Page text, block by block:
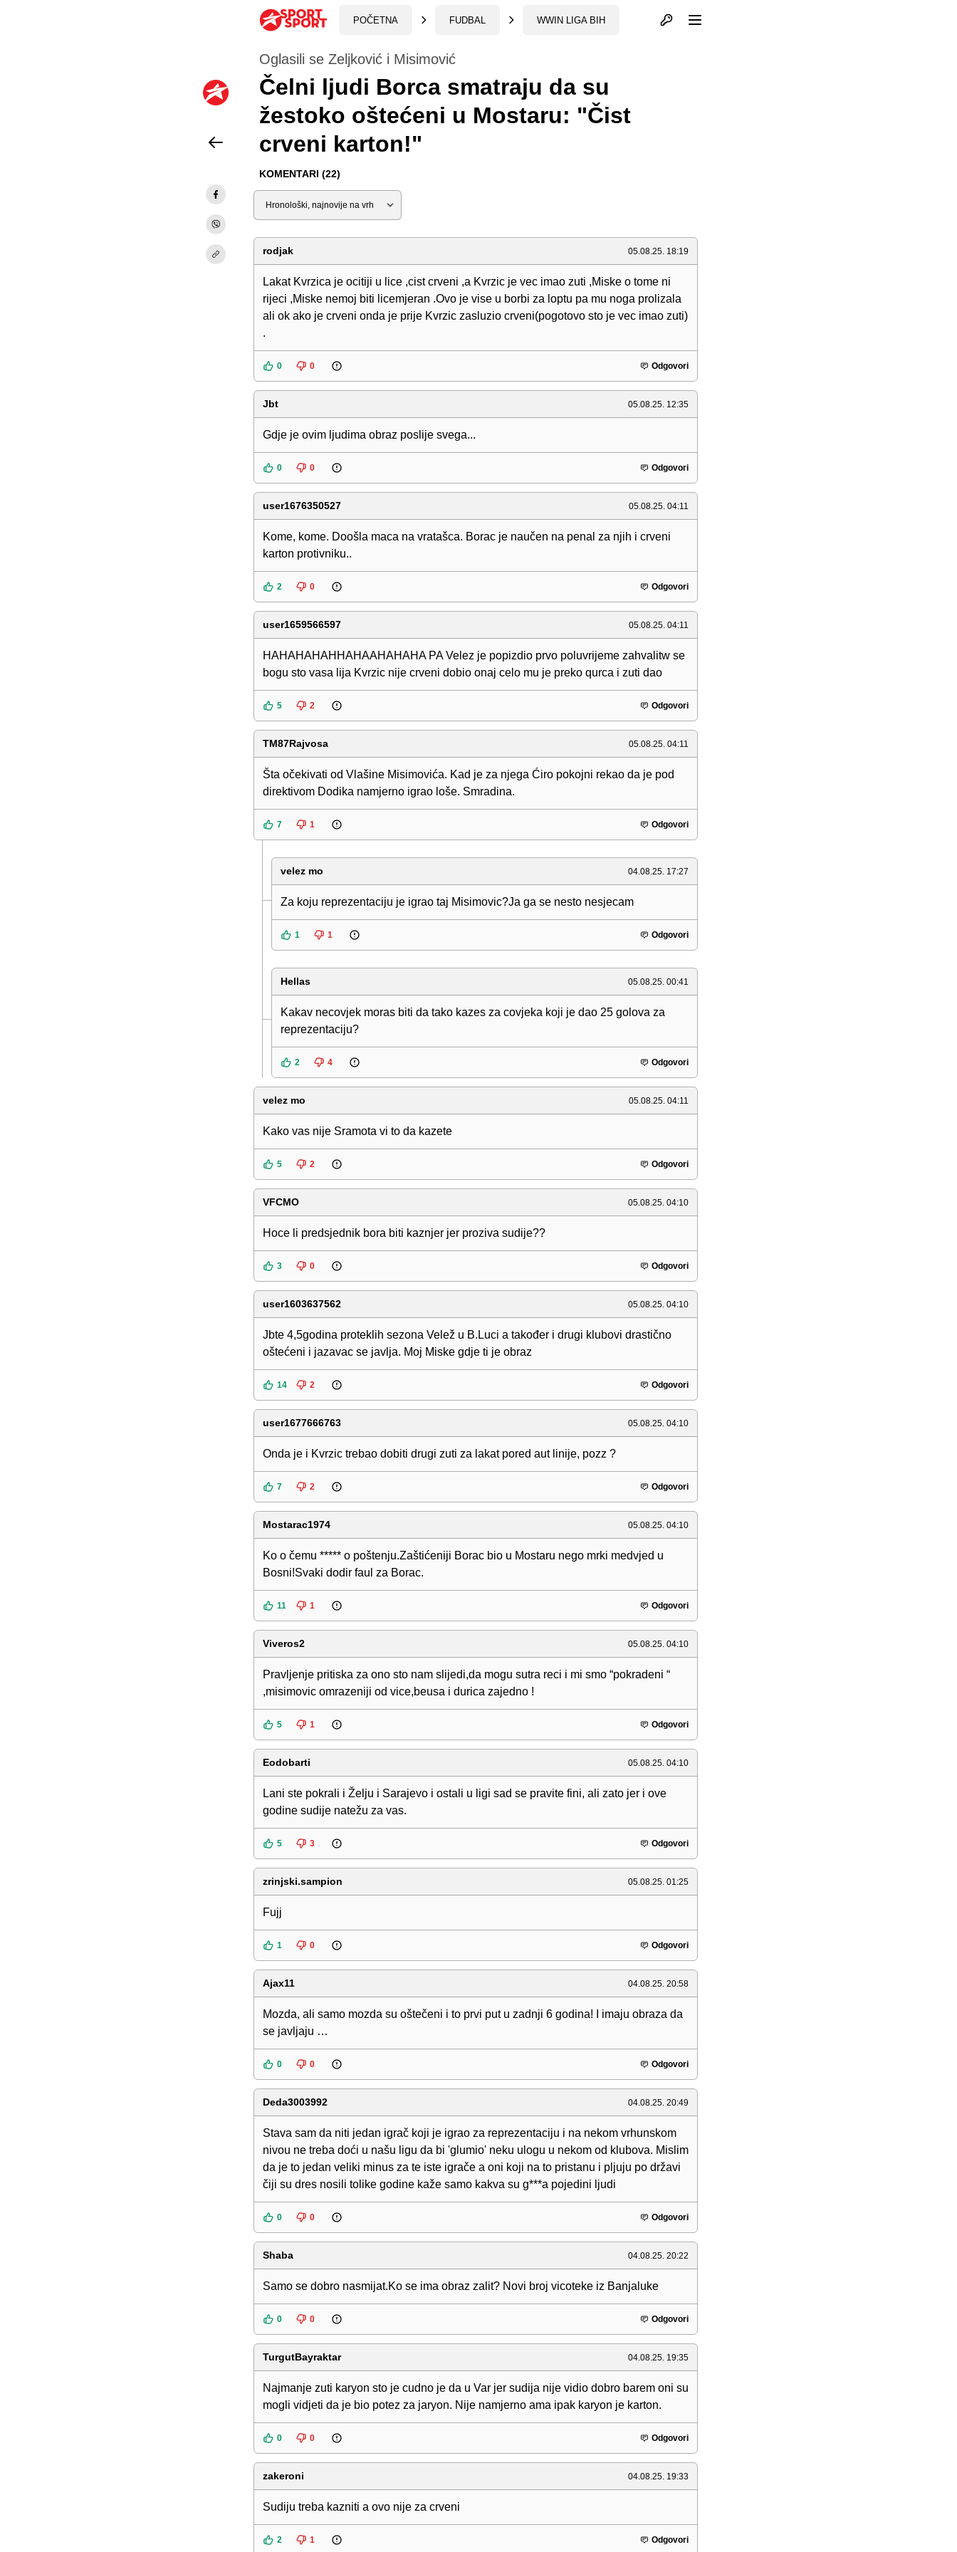
POČETNA FUDBAL WWIN LIGA BIH Otvori profil
Oglasili se Zeljković i Misimović
Čelni ljudi Borca smatraju da su
žestoko oštećeni u Mostaru: "Čist
crveni karton!"
KOMENTARI (22)
Sortiraj
rodjak 05.08.25. 18:19
Lakat Kvrzica je ocitiji u lice ,cist crveni ,a Kvrzic je vec imao zuti ,Miske o tome ni
rijeci ,Miske nemoj biti licemjeran .Ovo je vise u borbi za loptu pa mu noga prolizala
ali ok ako je crveni onda je prije Kvrzic zasluzio crveni(pogotovo sto je vec imao zuti)
.
0 0 Odgovori
Jbt 05.08.25. 12:35
Gdje je ovim ljudima obraz poslije svega...
0 0 Odgovori
user1676350527 05.08.25. 04:11
Kome, kome. Doošla maca na vratašca. Borac je naučen na penal za njih i crveni
karton protivniku..
2 0 Odgovori
user1659566597 05.08.25. 04:11
HAHAHAHAHHAHAAHAHAHA PA Velez je popizdio prvo poluvrijeme zahvalitw se
bogu sto vasa lija Kvrzic nije crveni dobio onaj celo mu je preko qurca i zuti dao
5 2 Odgovori
TM87Rajvosa 05.08.25. 04:11
Šta očekivati od Vlašine Misimovića. Kad je za njega Ćiro pokojni rekao da je pod
direktivom Dodika namjerno igrao loše. Smradina.
7 1 Odgovori
velez mo 04.08.25. 17:27
Za koju reprezentaciju je igrao taj Misimovic?Ja ga se nesto nesjecam
1 1 Odgovori
Hellas 05.08.25. 00:41
Kakav necovjek moras biti da tako kazes za covjeka koji je dao 25 golova za
reprezentaciju?
2 4 Odgovori
velez mo 05.08.25. 04:11
Kako vas nije Sramota vi to da kazete
5 2 Odgovori
VFCMO 05.08.25. 04:10
Hoce li predsjednik bora biti kaznjer jer proziva sudije??
3 0 Odgovori
user1603637562 05.08.25. 04:10
Jbte 4,5godina proteklih sezona Velež u B.Luci a također i drugi klubovi drastično
oštećeni i jazavac se javlja. Moj Miske gdje ti je obraz
14 2 Odgovori
user1677666763 05.08.25. 04:10
Onda je i Kvrzic trebao dobiti drugi zuti za lakat pored aut linije, pozz ?
7 2 Odgovori
Mostarac1974 05.08.25. 04:10
Ko o čemu ***** o poštenju.Zaštićeniji Borac bio u Mostaru nego mrki medvjed u
Bosni!Svaki dodir faul za Borac.
11 1 Odgovori
Viveros2 05.08.25. 04:10
Pravljenje pritiska za ono sto nam slijedi,da mogu sutra reci i mi smo “pokradeni “
,misimovic omrazeniji od vice,beusa i durica zajedno !
5 1 Odgovori
Eodobarti 05.08.25. 04:10
Lani ste pokrali i Želju i Sarajevo i ostali u ligi sad se pravite fini, ali zato jer i ove
godine sudije natežu za vas.
5 3 Odgovori
zrinjski.sampion 05.08.25. 01:25
Fujj
1 0 Odgovori
Ajax11 04.08.25. 20:58
Mozda, ali samo mozda su oštečeni i to prvi put u zadnji 6 godina! I imaju obraza da
se javljaju …
0 0 Odgovori
Deda3003992 04.08.25. 20:49
Stava sam da niti jedan igrač koji je igrao za reprezentaciju i na nekom vrhunskom
nivou ne treba doći u našu ligu da bi 'glumio' neku ulogu u nekom od klubova. Mislim
da je to jedan veliki minus za te iste igrače a oni koji na to pristanu i pljuju po državi
čiji su dres nosili tolike godine kaže samo kakva su g***a pojedini ljudi
0 0 Odgovori
Shaba 04.08.25. 20:22
Samo se dobro nasmijat.Ko se ima obraz zalit? Novi broj vicoteke iz Banjaluke
0 0 Odgovori
TurgutBayraktar 04.08.25. 19:35
Najmanje zuti karyon sto je cudno je da u Var jer sudija nije vidio dobro barem oni su
mogli vidjeti da je bio potez za jaryon. Nije namjerno ama ipak karyon je karton.
0 0 Odgovori
zakeroni 04.08.25. 19:33
Sudiju treba kazniti a ovo nije za crveni
2 1 Odgovori